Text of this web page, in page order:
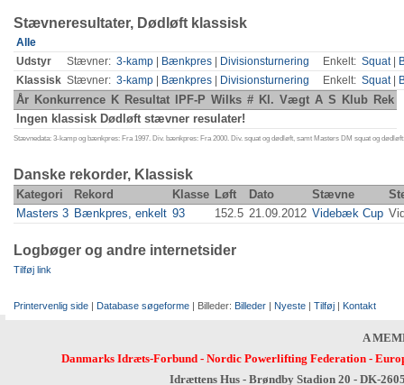
Stævneresultater, Dødløft klassisk
Alle
Udstyr
Stævner: 3-kamp Bænkpres Divisionsturnering Enkelt: Squat|
Klassisk Stævner: 3-kamp Bænkpres Divisionsturnering Enkelt: Squat|
År Konkurrence K Resultat IPF-P Wilks # Kl. Vægt A S Klub Rek
Ingen klassisk Dødløft stævner resulater!
Stævnedata: 3-kamp og bænkpres: Fra 1997. Div. bænkpres: Fra 2000. Div. squat og dødløft, samt Masters DM squat og
Danske rekorder, Klassisk
Kategori Rekord Klasse Løft Dato Stævne
Masters 3 Bænkpres, enkelt 93 152.5 21.09.2012 Videbæk Cup
Logbøger og andre internetsider
Tilføj link
Printervenlig side | Database søgeforme | Billeder: Billeder | Nyeste | Tilføj | Kontakt
A
Danmarks Idræts-Forbund- Nordic Powerlifting Federation-
Idrættens Hus - Brøndby Stadion 20 - DK-